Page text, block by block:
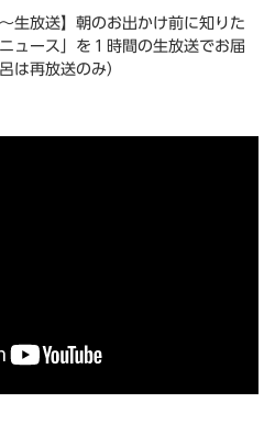
生放送】朝のお出かけ前に知りた
ュース」を１時間の生放送でお届
は再放送のみ）